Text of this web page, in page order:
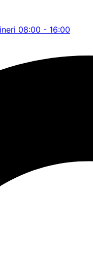
08:00 - 16:00